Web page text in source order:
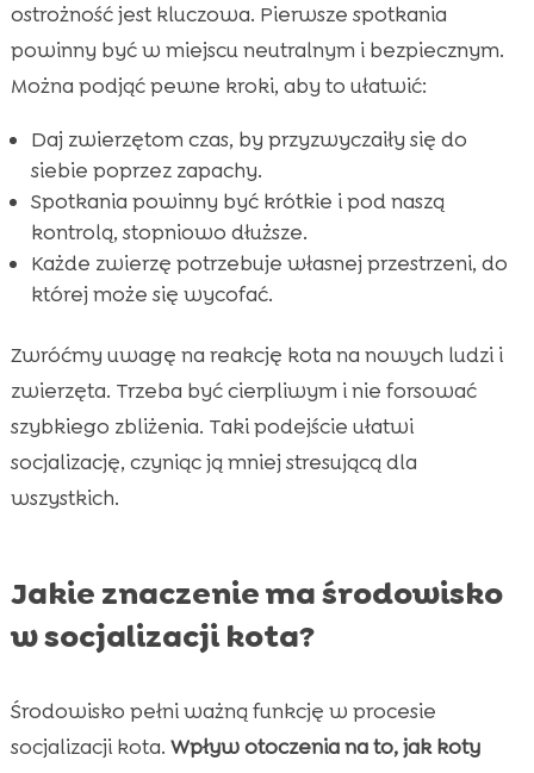
ostrożność jest kluczowa. Pierwsze spotkania
powinny być w miejscu neutralnym i bezpiecznym.
Można podjąć pewne kroki, aby to ułatwić:
Daj zwierzętom czas, by przyzwyczaiły się do
siebie poprzez zapachy.
Spotkania powinny być krótkie i pod naszą
kontrolą, stopniowo dłuższe.
Każde zwierzę potrzebuje własnej przestrzeni, do
której może się wycofać.
Zwróćmy uwagę na reakcję kota na nowych ludzi i
zwierzęta. Trzeba być cierpliwym i nie forsować
szybkiego zbliżenia. Taki podejście ułatwi
socjalizację, czyniąc ją mniej stresującą dla
wszystkich.
Jakie znaczenie ma środowisko
w socjalizacji kota?
Środowisko pełni ważną funkcję w procesie
socjalizacji kota. Wpływ otoczenia na to, jak koty